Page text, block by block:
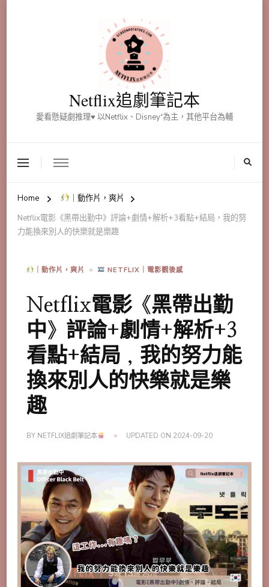
Netflix追劇筆記本
愛看懸疑劇推理♥ 以Netflix、Disney⁺為主，其他平台為輔
Home
｜動作片，爽片
Netflix電影《黑帶出勤中》評論+劇情+解析+3看點+結局，我的努
力能換來別人的快樂就是樂趣
｜動作片，爽片 NETFLIX｜電影觀後感
Netflix電影《黑帶出勤
中》評論+劇情+解析+3
看點+結局，我的努力能
換來別人的快樂就是樂
趣
BY NETFLIX追劇筆記本 UPDATED ON 2024-09-20